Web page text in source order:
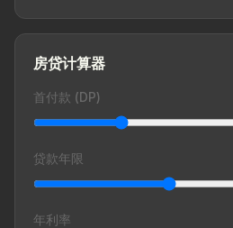
房贷计算器
首付款 (DP)
贷款年限
年利率